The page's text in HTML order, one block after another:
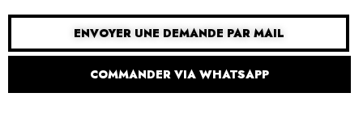
ENVOYER UNE DEMANDE PAR MAIL
COMMANDER VIA WHATSAPP